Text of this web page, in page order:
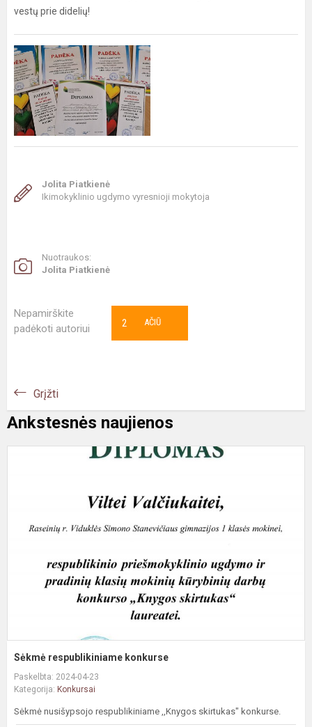
vestų prie didelių!
Jolita Piatkienė
Ikimokyklinio ugdymo vyresnioji mokytoja
Nuotraukos:
Jolita Piatkienė
Nepamirškite
padėkoti autoriui
AČIŪ
2
Grįžti
Ankstesnės naujienos
Sėkmė respublikiniame konkurse
Paskelbta: 2024-04-23
Kategorija: Konkursai
Sėkmė nusišypsojo respublikiniame ,,Knygos skirtukas" konkurse.